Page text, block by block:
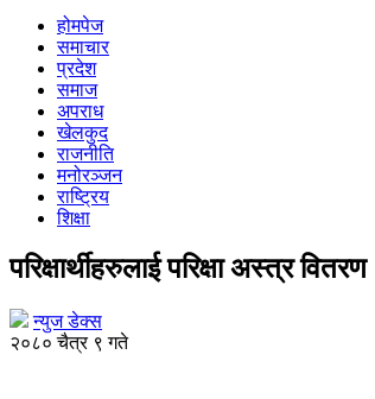
होमपेज
समाचार
प्रदेश
समाज
अपराध
खेलकुद
राजनीति
मनोरञ्जन
राष्ट्रिय
शिक्षा
परिक्षार्थीहरुलाई परिक्षा अस्त्र वितरण
न्युज डेक्स
२०८० चैत्र ९ गते